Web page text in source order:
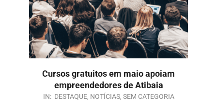
Cursos gratuitos em maio apoiam
empreendedores de Atibaia
IN: DESTAQUE, NOTÍCIAS, SEM CATEGORIA